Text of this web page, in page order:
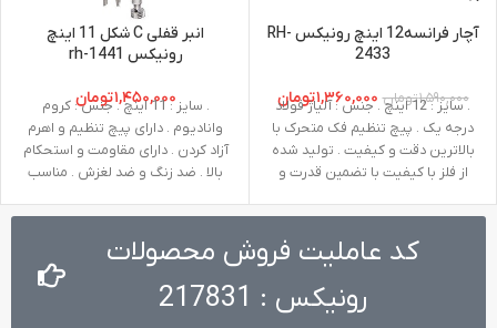
آچار فرانسه12 اینچ رونیکس RH-
2433
۱,۵۹۰,۰۰۰تومان ۱,۳۶۰,۰۰۰تومان
. سایز : 12 اینچ . جنس : آلیاژ فولاد
درجه یک . پیچ تنظیم فک متحرک با
بالاترین دقت و کیفیت . تولید شده
از فلز با کیفیت با تضمین قدرت و
کارهای متنوع در عین راحتی . دارای
دسته‌ای با مقاومت بالا جهت استفاده
های طولانی مدت
انبر قفلی C شکل 11 اینچ
رونیکس 1441-rh
۱,۴۵۰,۰۰۰تومان
. سایز : 11 اینچ . جنس : کروم
وانادیوم . دارای پیچ تنظیم و اهرم
آزاد کردن . دارای مقاومت و استحکام
بالا . ضد زنگ و ضد لغزش . مناسب
ضخامت مختلف و …
کد عاملیت فروش محصولات
رونیکس : 217831